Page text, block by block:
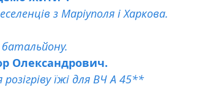
з Маріуполя і Харкова.
Олександрович.
їжі для ВЧ А 45**